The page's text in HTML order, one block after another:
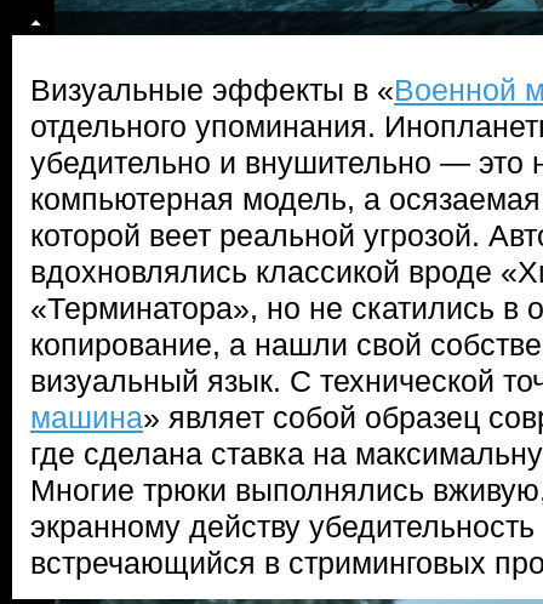
Визуальные эффекты в «Военной
отдельного упоминания.
убедительно и внушительно — это
компьютерная модель, а
которой веет реальной угрозой.
вдохновлялись классикой вроде
«Терминатора», но не скатились в
копирование, а нашли свой
визуальный язык. С технической
машина» являет собой образец
где сделана ставка на
Многие трюки выполнялись
экранному действу
встречающийся в стриминговых